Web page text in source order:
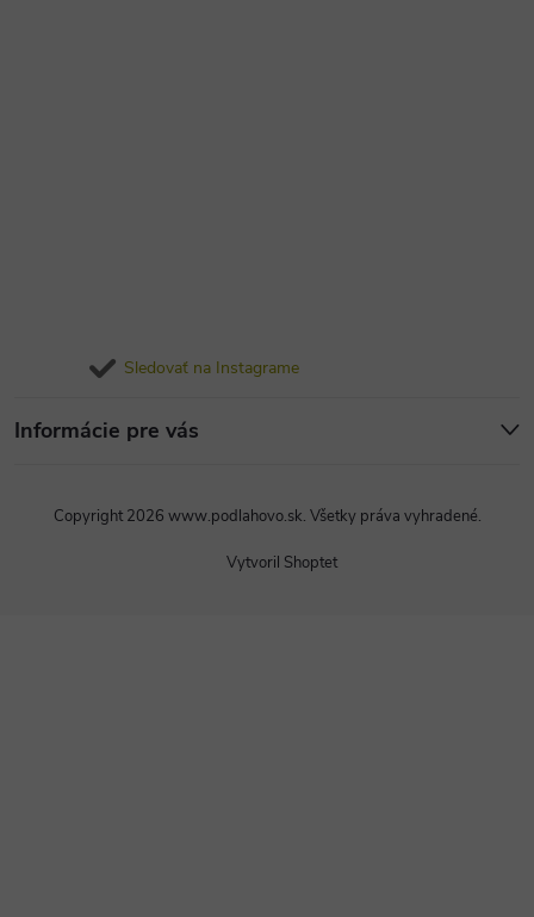
Sledovať na Instagrame
Informácie pre vás
Vytvoril Shoptet
Copyright 2026 www.podlahovo.sk. Všetky práva vyhradené.